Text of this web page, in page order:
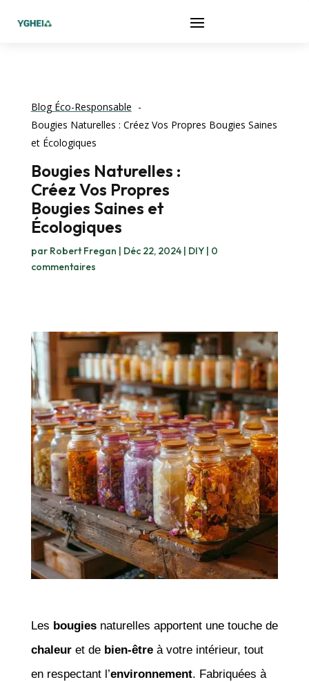
Blog Éco-Responsable
Bougies Naturelles : Créez Vos Propres Bougies Saines
et Écologiques
Bougies Naturelles :
Créez Vos Propres
Bougies Saines et
Écologiques
par Robert Fregan | Déc 22, 2024| DIY| 0
commentaires
Les bougiesnaturelles apportent une touche de
chaleuret de bien-êtreà votre intérieur, tout
en respectant l’environnement. Fabriquées à